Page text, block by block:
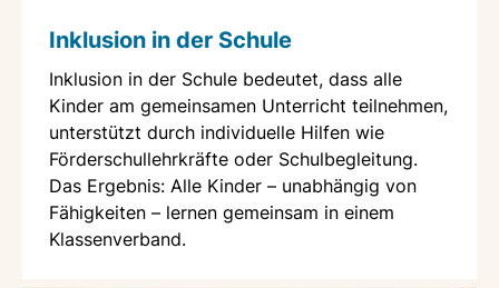
Inklusion in der Schule
Inklusion in der Schule bedeutet, dass alle
Kinder am gemeinsamen Unterricht teilnehmen,
unterstützt durch individuelle Hilfen wie
Förderschullehrkräfte oder Schulbegleitung.
Das Ergebnis: Alle Kinder – unabhängig von
Fähigkeiten – lernen gemeinsam in einem
Klassenverband.